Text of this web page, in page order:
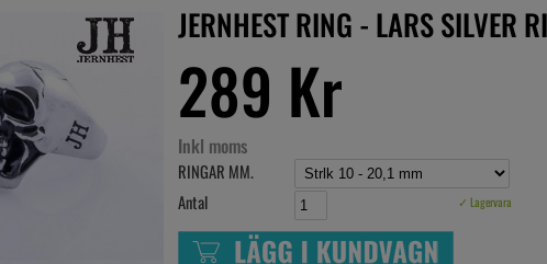
JERNHEST RING - LARS SILVER
289 Kr
Inkl moms
RINGAR MM.
Antal
✓ Lagervara